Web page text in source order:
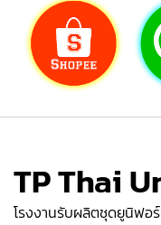
TP Thai
โรงงานรับผลิตชุดยูนิฟอร์